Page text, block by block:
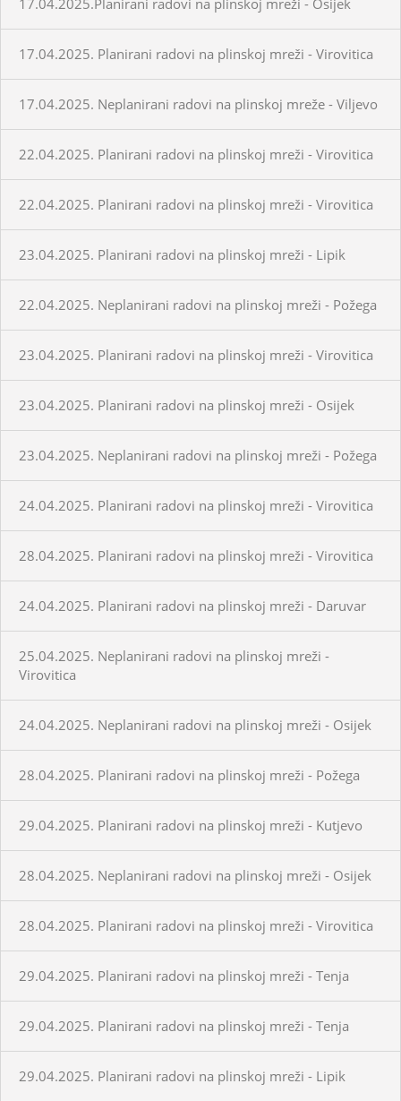
17.04.2025. Planirani radovi na plinskoj mreži - Virovitica
17.04.2025. Neplanirani radovi na plinskoj mreže - Viljevo
22.04.2025. Planirani radovi na plinskoj mreži - Virovitica
22.04.2025. Planirani radovi na plinskoj mreži - Virovitica
23.04.2025. Planirani radovi na plinskoj mreži - Lipik
22.04.2025. Neplanirani radovi na plinskoj mreži - Požega
23.04.2025. Planirani radovi na plinskoj mreži - Virovitica
23.04.2025. Planirani radovi na plinskoj mreži - Osijek
23.04.2025. Neplanirani radovi na plinskoj mreži - Požega
24.04.2025. Planirani radovi na plinskoj mreži - Virovitica
28.04.2025. Planirani radovi na plinskoj mreži - Virovitica
24.04.2025. Planirani radovi na plinskoj mreži - Daruvar
25.04.2025. Neplanirani radovi na plinskoj mreži -
Virovitica
24.04.2025. Neplanirani radovi na plinskoj mreži - Osijek
28.04.2025. Planirani radovi na plinskoj mreži - Požega
29.04.2025. Planirani radovi na plinskoj mreži - Kutjevo
28.04.2025. Neplanirani radovi na plinskoj mreži - Osijek
28.04.2025. Planirani radovi na plinskoj mreži - Virovitica
29.04.2025. Planirani radovi na plinskoj mreži - Tenja
29.04.2025. Planirani radovi na plinskoj mreži - Tenja
29.04.2025. Planirani radovi na plinskoj mreži - Lipik